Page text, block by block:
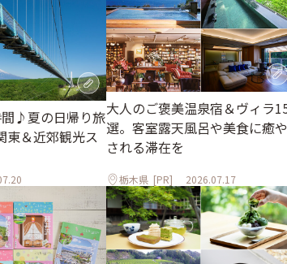
♪夏の日帰り旅
東＆近郊観光ス
大人のご褒美温泉宿＆ヴィラ
選。客室露天風呂や美食に癒や
される滞在を
栃木県[PR] 2026.07.17